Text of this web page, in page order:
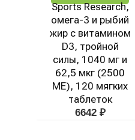
Sports Research,
омега-3 и рыбий
жир с витамином
D3, тройной
силы, 1040 мг и
62,5 мкг (2500
МЕ), 120 мягких
таблеток
6642 ₽